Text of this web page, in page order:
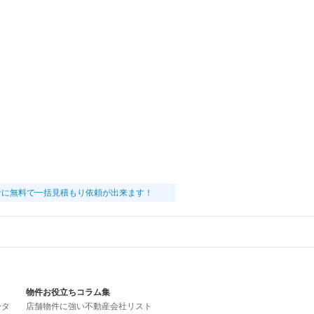
無料で一括見積もり依頼が出来ます！
物件お役立ちコラム集
店舗物件に強い不動産会社リスト